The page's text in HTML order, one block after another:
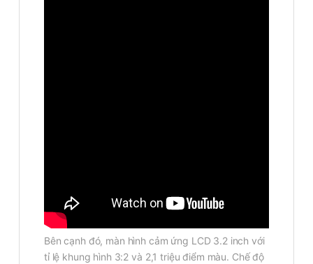
Bên cạnh đó, màn hình cảm ứng LCD 3.2 inch với
tỉ lệ khung hình 3:2 và 2,1 triệu điểm màu. Chế độ